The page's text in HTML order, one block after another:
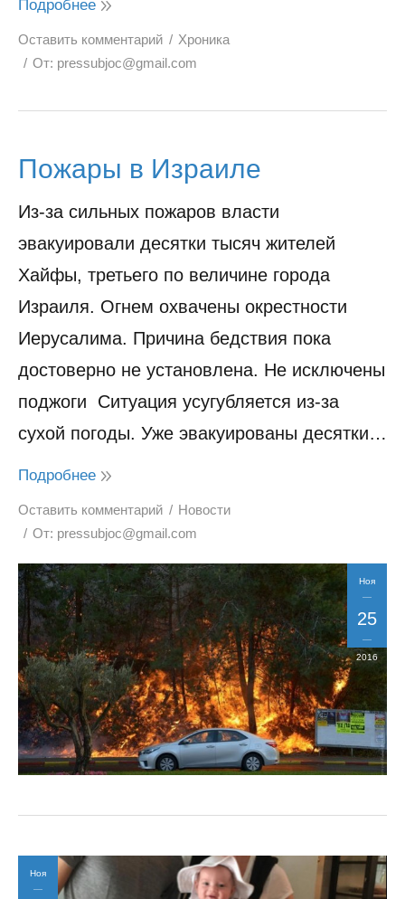
Подробнее
Оставить комментарий
Хроника
От: pressubjoc@gmail.com
Пожары в Израиле
Из-за сильных пожаров власти
эвакуировали десятки тысяч жителей
Хайфы, третьего по величине города
Израиля. Огнем охвачены окрестности
Иерусалима. Причина бедствия пока
достоверно не установлена. Не исключены
поджоги Ситуация усугубляется из-за
сухой погоды. Уже эвакуированы десятки…
Подробнее
Оставить комментарий
Новости
От: pressubjoc@gmail.com
Ноя
25
2016
Ноя